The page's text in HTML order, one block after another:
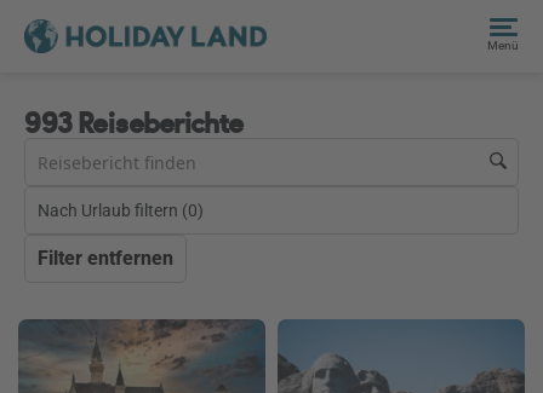
Menü
993 Reiseberichte
Nach Urlaub filtern (0)
Filter entfernen